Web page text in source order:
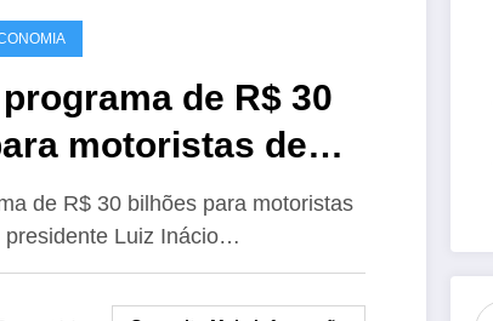
de R$ 30
motoristas de
de R$ 30 bilhões para motoristas
presidente Luiz Inácio…